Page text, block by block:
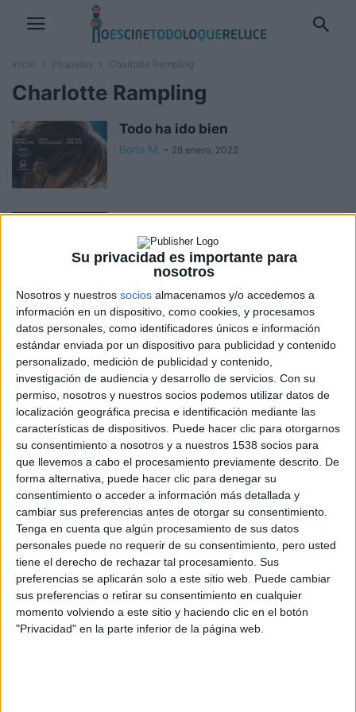
Su privacidad es importante para
nosotros
Nosotros y nuestros socios almacenamos y/o accedemos a
información en un dispositivo, como cookies, y procesamos
datos personales, como identificadores únicos e información
estándar enviada por un dispositivo para publicidad y contenido
personalizado, medición de publicidad y contenido,
investigación de audiencia y desarrollo de servicios. Con su
permiso, nosotros y nuestros socios podemos utilizar datos de
localización geográfica precisa e identificación mediante las
características de dispositivos. Puede hacer clic para otorgarnos
su consentimiento a nosotros y a nuestros 1538 socios para
que llevemos a cabo el procesamiento previamente descrito. De
forma alternativa, puede hacer clic para denegar su
consentimiento o acceder a información más detallada y
cambiar sus preferencias antes de otorgar su consentimiento.
Tenga en cuenta que algún procesamiento de sus datos
personales puede no requerir de su consentimiento, pero usted
tiene el derecho de rechazar tal procesamiento. Sus
preferencias se aplicarán solo a este sitio web. Puede cambiar
sus preferencias o retirar su consentimiento en cualquier
momento volviendo a este sitio y haciendo clic en el botón
"Privacidad" en la parte inferior de la página web.
Inicio Etiquetas Charlotte Rampling
Charlotte Rampling
Todo ha ido bien
Boris M. - 28 enero, 2022
Benedetta
Boris M. - 1 octubre, 2021
Dune
Boris M. - 17 septiembre, 2021
Helmut Newton: Perversión y
belleza
Boris M. 27 noviembre, 2020
Hannah
Boris M. - 18 mayo, 2018
Gorrión rojo
Boris M. - 2 marzo, 2018